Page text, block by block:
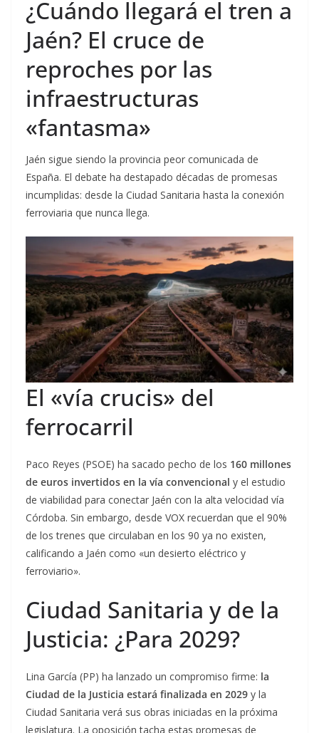
¿Cuándo llegará el tren a
Jaén? El cruce de
reproches por las
infraestructuras
«fantasma»
Jaén sigue siendo la provincia peor comunicada de
España. El debate ha destapado décadas de promesas
incumplidas: desde la Ciudad Sanitaria hasta la conexión
ferroviaria que nunca llega.
El «vía crucis» del
ferrocarril
Paco Reyes (PSOE) ha sacado pecho de los 160 millones
de euros invertidos en la vía convencional y el estudio
de viabilidad para conectar Jaén con la alta velocidad vía
Córdoba. Sin embargo, desde VOX recuerdan que el 90%
de los trenes que circulaban en los 90 ya no existen,
calificando a Jaén como «un desierto eléctrico y
ferroviario».
Ciudad Sanitaria y de la
Justicia: ¿Para 2029?
Lina García (PP) ha lanzado un compromiso firme: la
Ciudad de la Justicia estará finalizada en 2029 y la
Ciudad Sanitaria verá sus obras iniciadas en la próxima
legislatura. La oposición tacha estas promesas de